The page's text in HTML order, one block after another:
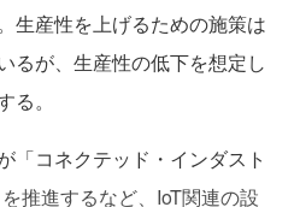
生産性を上げるための施策は
るが、生産性の低下を想定し
。
「コネクテッド・インダスト
推進するなど、IoT関連の設